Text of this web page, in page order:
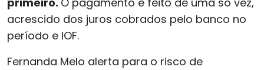
acrescido dos juros cobrados pelo banco no
período e IOF.
Fernanda Melo alerta para o risco de